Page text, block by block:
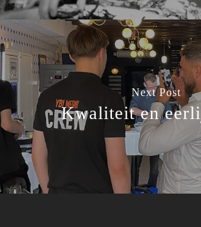
Next Post
Kwaliteit en